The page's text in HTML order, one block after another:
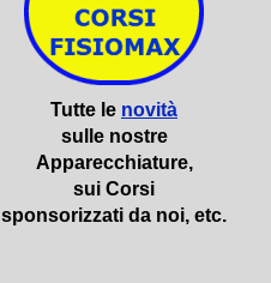
Tutte le novità
sulle nostre
Apparecchiature,
sui Corsi
sponsorizzati da noi, etc.